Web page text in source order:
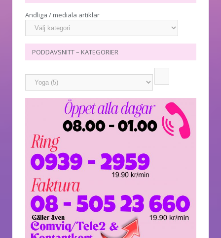
Andliga / mediala artiklar
PODDAVSNITT – KATEGORIER